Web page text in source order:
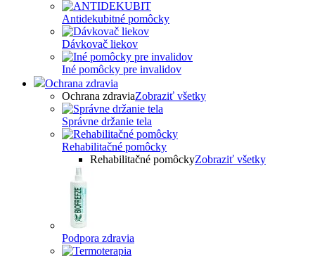
Antidekubitné pomôcky
Dávkovač liekov
Iné pomôcky pre invalidov
Ochrana zdravia
Ochrana zdraviaZobraziť všetky
Správne držanie tela
Rehabilitačné pomôcky
Rehabilitačné pomôckyZobraziť všetky
Podpora zdravia